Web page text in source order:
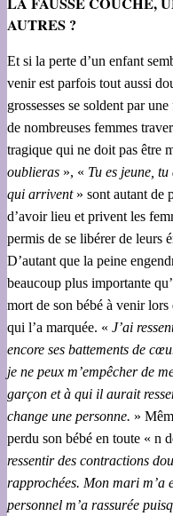
AUTRES ?
Et si la perte d’un enfant
venir est parfois tout aussi
grossesses se soldent par
de nombreuses femmes
tragique qui ne doit pas être
oublieras », « Tu es jeune, tu
qui arrivent» sont autant de
d’avoir lieu et privent les
permis de se libérer de leurs
D’autant que la peine
beaucoup plus importante
mort de son bébé à venir lors
qui l’a marquée. « J’ai
encore ses battements de
je ne peux m’empêcher de
garçon et à qui il aurait
change une personne. »
perdu son bébé en toute « n
ressentir des contractions
rapprochées. Mon mari m’a
personnel m’a rassurée